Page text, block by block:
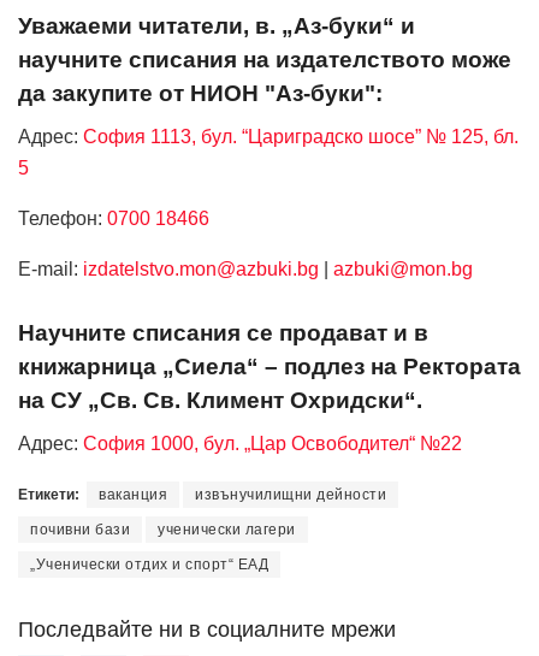
Уважаеми читатели, в. „Аз-буки“ и
научните списания на издателството може
да закупите от НИОН "Аз-буки":
Адрес: София 1113, бул. “Цариградско шосе” № 125, бл.
5
Телефон: 0700 18466
Е-mail: izdatelstvo.mon@azbuki.bg azbuki@mon.bg
Научните списания се продават и в
книжарница „Сиела“ – подлез на Ректората
на СУ „Св. Св. Климент Охридски“.
Адрес: София 1000, бул. „Цар Освободител“ №22
Етикети: ваканция извънучилищни дейности
почивни бази ученически лагери
„Ученически отдих и спорт“ ЕАД
Последвайте ни в социалните мрежи